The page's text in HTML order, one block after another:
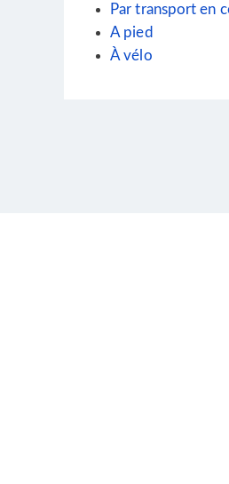
Par transport en
A pied
À vélo